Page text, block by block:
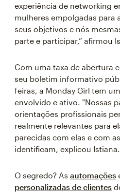
experiência de networking
mulheres empolgadas para
seus objetivos e nós
parte e participar,” afirmou
Com uma taxa de abertura
seu boletim informativo
feiras, a Monday Girl tem
envolvido e ativo. "Nossas
orientações profissionais
realmente relevantes para
parecidas com elas e com
identificam, explicou Istiana.
O segredo? As automações
personalizadas de clientes